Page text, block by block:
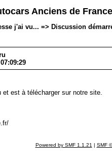
Anciens de France
j'ai vu... => Discussion
et est à télécharger sur notre site.
Powered by SMF 1.1.21 | SMF